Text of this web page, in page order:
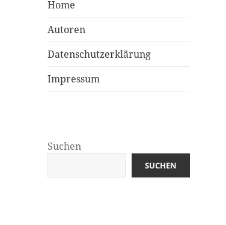
Home
Autoren
Datenschutzerklärung
Impressum
Suchen
SUCHEN